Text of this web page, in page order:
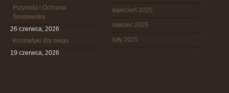
Przyroda i Ochrona
Środowiska
26 czerwca, 2026
Kosmetyki dla niego
19 czerwca, 2026
kwiecień 2025
marzec 2025
luty 2025